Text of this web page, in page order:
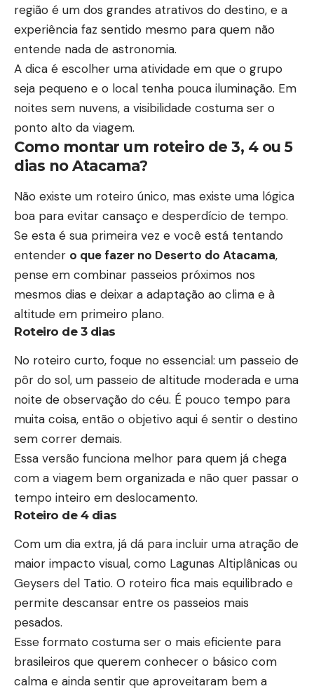
região é um dos grandes atrativos do destino, e a
experiência faz sentido mesmo para quem não
entende nada de astronomia.
A dica é escolher uma atividade em que o grupo
seja pequeno e o local tenha pouca iluminação. Em
noites sem nuvens, a visibilidade costuma ser o
ponto alto da viagem.
Como montar um roteiro de 3, 4 ou 5
dias no Atacama?
Não existe um roteiro único, mas existe uma lógica
boa para evitar cansaço e desperdício de tempo.
Se esta é sua primeira vez e você está tentando
entender o que fazer no Deserto do Atacama,
pense em combinar passeios próximos nos
mesmos dias e deixar a adaptação ao clima e à
altitude em primeiro plano.
Roteiro de 3 dias
No roteiro curto, foque no essencial: um passeio de
pôr do sol, um passeio de altitude moderada e uma
noite de observação do céu. É pouco tempo para
muita coisa, então o objetivo aqui é sentir o destino
sem correr demais.
Essa versão funciona melhor para quem já chega
com a viagem bem organizada e não quer passar o
tempo inteiro em deslocamento.
Roteiro de 4 dias
Com um dia extra, já dá para incluir uma atração de
maior impacto visual, como Lagunas Altiplânicas ou
Geysers del Tatio. O roteiro fica mais equilibrado e
permite descansar entre os passeios mais
pesados.
Esse formato costuma ser o mais eficiente para
brasileiros que querem conhecer o básico com
calma e ainda sentir que aproveitaram bem a